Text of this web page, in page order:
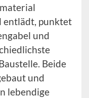
entlädt, punktet
und
Beide
und
lebendige